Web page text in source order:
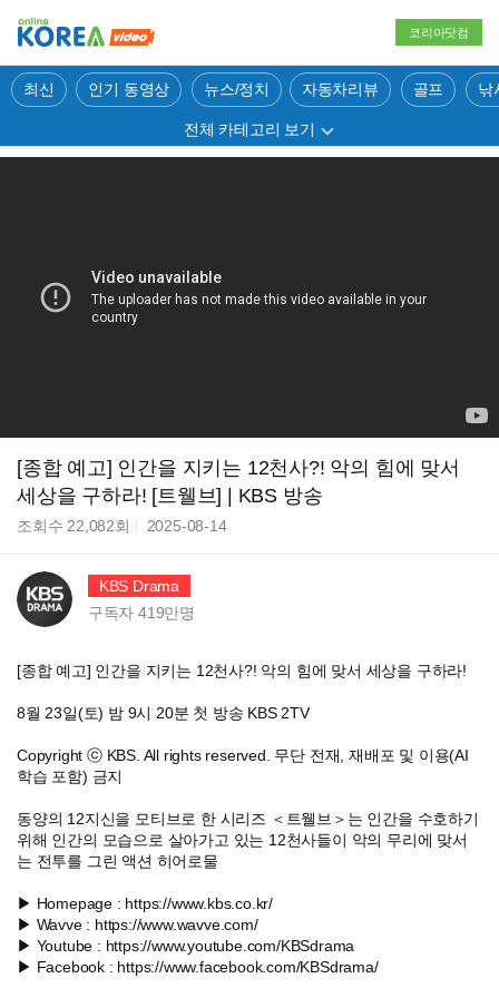
코리아닷컴
최신 인기 동영상 뉴스/정치 자동차리뷰 골프 낚
전체 카테고리 보기
[종합 예고] 인간을 지키는 12천사?! 악의 힘에 맞서
세상을 구하라! [트웰브] | KBS 방송
조회수 22,082회 2025-08-14
KBS Drama
구독자419만명
[종합 예고] 인간을 지키는 12천사?! 악의 힘에 맞서 세상을 구하라!
8월 23일(토) 밤 9시 20분 첫 방송 KBS 2TV
Copyright ⓒ KBS. All rights reserved. 무단 전재, 재배포 및 이용(AI
학습 포함) 금지
동양의 12지신을 모티브로 한 시리즈 ＜트웰브＞는 인간을 수호하기
위해 인간의 모습으로 살아가고 있는 12천사들이 악의 무리에 맞서
는 전투를 그린 액션 히어로물
▶ Homepage : https://www.kbs.co.kr/
▶ Wavve : https://www.wavve.com/
▶ Youtube : https://www.youtube.com/KBSdrama
▶ Facebook : https://www.facebook.com/KBSdrama/